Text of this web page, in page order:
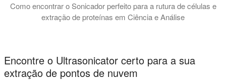
Como encontrar o Sonicador perfeito para a rutura de células e
extração de proteínas em Ciência e Análise
Encontre o Ultrasonicator certo para a sua
extração de pontos de nuvem